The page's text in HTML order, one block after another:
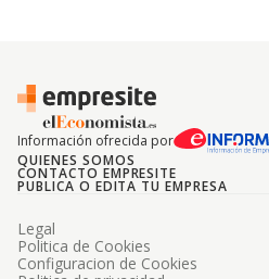
Información ofrecida por
QUIENES SOMOS
CONTACTO EMPRESITE
PUBLICA O EDITA TU EMPRESA
Legal
Politica de Cookies
Configuracion de Cookies